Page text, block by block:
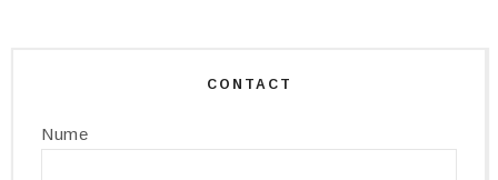
CONTACT
Nume